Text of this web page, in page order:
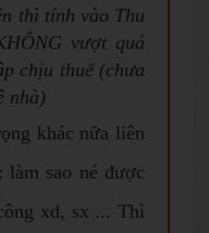
thì tính vào Thu
vượt quá
chịu thuế (chưa
nhà)
khác nữa liên
làm sao né được
xd, sx ... Thì